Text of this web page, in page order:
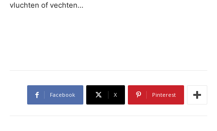
vluchten of vechten…
Facebook X Pinterest